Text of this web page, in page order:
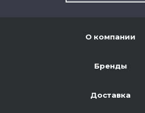
О компании
Бренды
Доставка